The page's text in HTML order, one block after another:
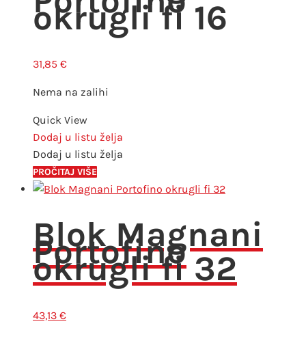
okrugli fi 16
31,85 €
Nema na zalihi
Quick View
Dodaj u listu želja
Dodaj u listu želja
PROČITAJ VIŠE
Blok Magnani
Portofino
okrugli fi 32
43,13 €